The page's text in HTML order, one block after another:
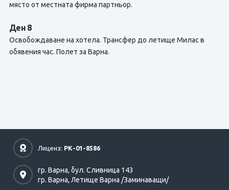
място от местната фирма партньор.
Ден 8
Освобождаване на хотела. Трансфер до летище Милас в
обявения час. Полет за Варна.
Лиценз: РК-01-8586
гр. Варна, бул. Сливница 143
гр. Варна, Летище Варна /Заминаващи/